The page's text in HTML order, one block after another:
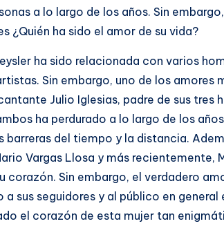
a lo largo de los años. Sin
¿Quién ha sido el amor de su vida?
ha sido relacionada con varios
Sin embargo, uno de los amores
Julio Iglesias, padre de sus tres
ha perdurado a lo largo de los
barreras del tiempo y la distancia.
Vargas Llosa y más recientemente,
corazón. Sin embargo, el verdadero
sus seguidores y al público en general
el corazón de esta mujer tan